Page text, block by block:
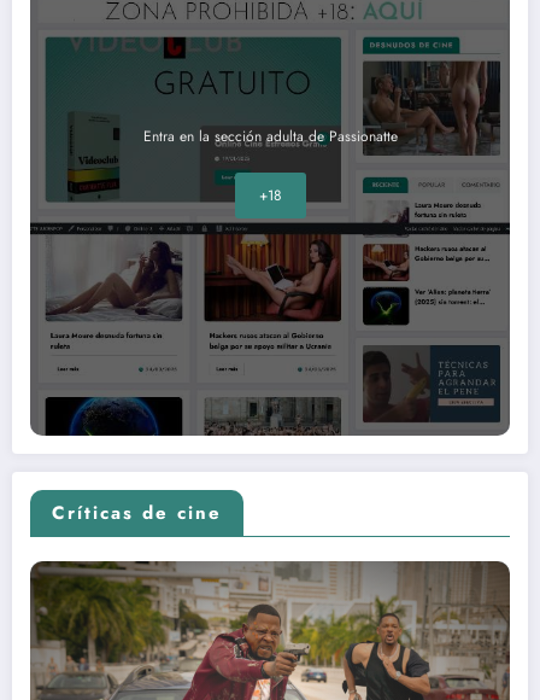
Entra en la sección adulta de Passionatte
+18
Críticas de cine